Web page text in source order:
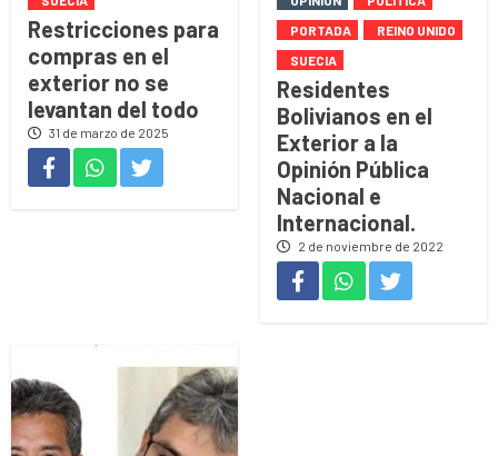
Restricciones para
compras en el
exterior no se
levantan del todo
31 de marzo de 2025
PORTADA
REINO UNIDO
SUECIA
Residentes
Bolivianos en el
Exterior a la
Opinión Pública
Nacional e
Internacional.
2 de noviembre de 2022